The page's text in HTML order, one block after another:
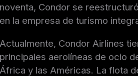
noventa, Condor se
en la empresa de turismo
Actualmente, Condor Airlines
principales aerolíneas de ocio
África y las Américas. La flota